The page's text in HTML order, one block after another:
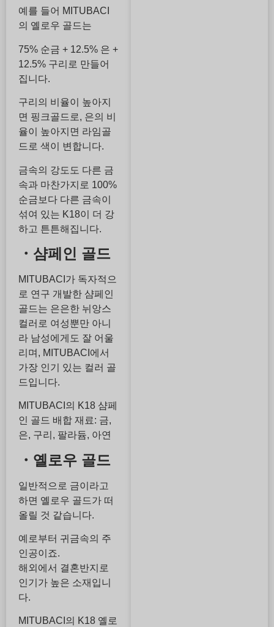
예를 들어 MITUBACI
의 옐로우 골드는
75% 순금 + 12.5% 은 +
12.5% 구리로 만들어
집니다.
구리의 비율이 높아지
면 핑크골드로, 은의 비
율이 높아지면 라임골
드로 색이 변합니다.
금속의 강도도 다른 금
속과 마찬가지로 100%
순금보다 다른 금속이
섞여 있는 K18이 더 강
하고 튼튼해집니다.
・샴페인 골드
MITUBACI가 독자적으
로 연구 개발한 샴페인
골드는 은은한 뉘앙스
컬러로 여성뿐만 아니
라 남성에게도 잘 어울
리며, MITUBACI에서
가장 인기 있는 컬러 골
드입니다.
MITUBACI의 K18 샴페
인 골드 배합 재료: 금,
은, 구리, 팔라듐, 아연
・옐로우 골드
일반적으로 금이라고
하면 옐로우 골드가 떠
올릴 것 같습니다.
예로부터 귀금속의 주
인공이죠.
해외에서 결혼반지로
인기가 높은 소재입니
다.
MITUBACI의 K18 옐로